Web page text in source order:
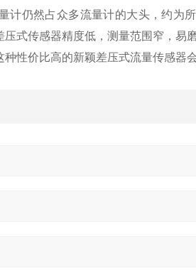
仍然占众多流量计的大头，约为
式传感器精度低，测量范围窄，易
性价比高的新颖差压式流量传感器